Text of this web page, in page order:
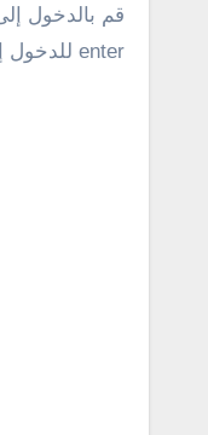
enter للدخول إلى صفحة الإعدادات .